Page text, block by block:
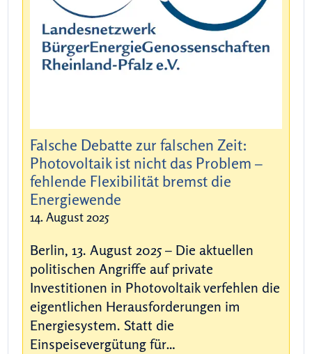
Falsche Debatte zur falschen Zeit:
Photovoltaik ist nicht das Problem –
fehlende Flexibilität bremst die
Energiewende
14. August 2025
Berlin, 13. August 2025 – Die aktuellen
politischen Angriffe auf private
Investitionen in Photovoltaik verfehlen die
eigentlichen Herausforderungen im
Energiesystem. Statt die
Einspeisevergütung für…